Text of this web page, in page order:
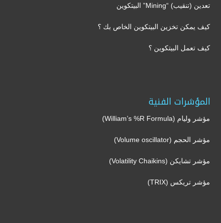
تعدين (تنقيب) “Mining” البيتكوين
كيف يمكن تخزين البيتكوين الخاص بك ؟
كيف تعمل البيتكوين ؟
المؤشرات الفنية
مؤشر وليام (William’s %R Formula)
مؤشر الحجم (Volume oscillator)
مؤشر تشايكن (Volatility Chaikins)
مؤشر تريكس (TRIX)